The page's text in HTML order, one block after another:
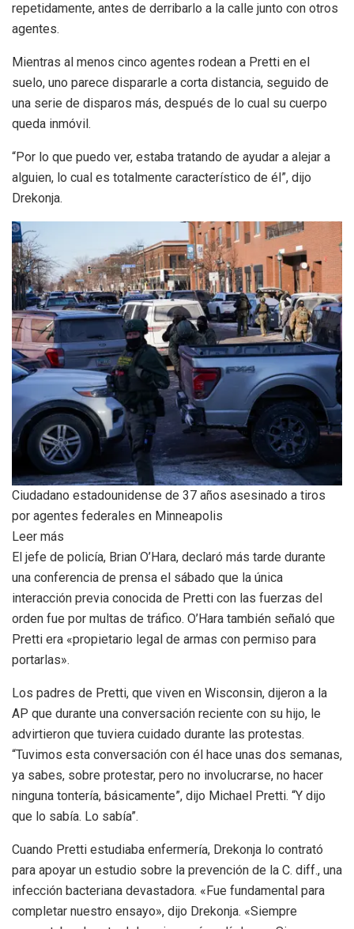
repetidamente, antes de derribarlo a la calle junto con otros
agentes.
Mientras al menos cinco agentes rodean a Pretti en el
suelo, uno parece dispararle a corta distancia, seguido de
una serie de disparos más, después de lo cual su cuerpo
queda inmóvil.
“Por lo que puedo ver, estaba tratando de ayudar a alejar a
alguien, lo cual es totalmente característico de él”, dijo
Drekonja.
Ciudadano estadounidense de 37 años asesinado a tiros
por agentes federales en Minneapolis
Leer más
El jefe de policía, Brian O’Hara, declaró más tarde durante
una conferencia de prensa el sábado que la única
interacción previa conocida de Pretti con las fuerzas del
orden fue por multas de tráfico. O’Hara también señaló que
Pretti era «propietario legal de armas con permiso para
portarlas».
Los padres de Pretti, que viven en Wisconsin, dijeron a la
AP que durante una conversación reciente con su hijo, le
advirtieron que tuviera cuidado durante las protestas.
“Tuvimos esta conversación con él hace unas dos semanas,
ya sabes, sobre protestar, pero no involucrarse, no hacer
ninguna tontería, básicamente”, dijo Michael Pretti. “Y dijo
que lo sabía. Lo sabía”.
Cuando Pretti estudiaba enfermería, Drekonja lo contrató
para apoyar un estudio sobre la prevención de la C. diff., una
infección bacteriana devastadora. «Fue fundamental para
completar nuestro ensayo», dijo Drekonja. «Siempre